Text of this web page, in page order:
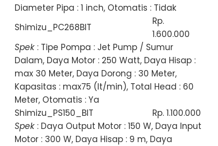
Diameter Pipa : 1 inch, Otomatis : Tidak
Shimizu_PC268BIT
Rp.
1.600.000
Spek : Tipe Pompa : Jet Pump / Sumur
Dalam, Daya Motor : 250 Watt, Daya Hisap :
max 30 Meter, Daya Dorong : 30 Meter,
Kapasitas : max75 (lt/min), Total Head : 60
Meter, Otomatis : Ya
Shimizu_PS150_BIT
Rp. 1.100.000
Spek : Daya Output Motor : 150 W, Daya Input
Motor : 300 W, Daya Hisap : 9 m, Daya